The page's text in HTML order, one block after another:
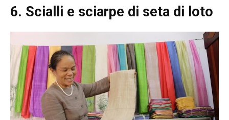
6. Scialli e sciarpe di seta di loto